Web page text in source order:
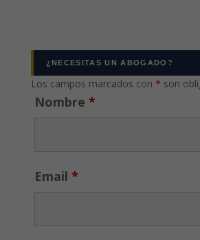
¿NECESITAS UN ABOGADO?
Los campos marcados con * son
Nombre *
Email *